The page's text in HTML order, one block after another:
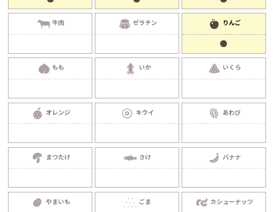
牛肉 ゼラチン りんご
もも いか いくら
オレンジ キウイ あわび
まつたけ さけ バナナ
やまいも ごま カシューナッツ